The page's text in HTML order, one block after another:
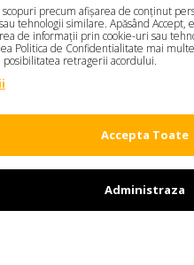
DESCRIERE
aduce o nota indrazneata si
Dean si Dan Caten.
precum afișarea de conținut
tehnologii similare. Apăsând Accept,
de informații prin cookie-uri sau
Politica de Confidentialitate mai
posibilitatea retragerii acordului.
Accepta Toate
Administraza